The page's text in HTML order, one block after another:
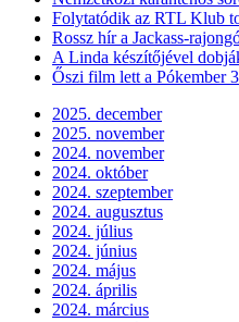
Folytatódik az RTL Klub
Rossz hír a Jackass-
A Linda készítőjével
Őszi film lett a Pókember 3
2025. december
2025. november
2024. november
2024. október
2024. szeptember
2024. augusztus
2024. július
2024. június
2024. május
2024. április
2024. március